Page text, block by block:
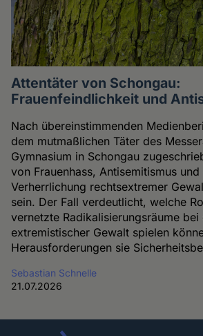
Attentäter von Schongau:
Frauenfeindlichkeit und
Nach übereinstimmenden
dem mutmaßlichen Täter des
Gymnasium in Schongau
von Frauenhass, Antisemitismus und
Verherrlichung rechtsextremer
sein. Der Fall verdeutlicht, welche
vernetzte Radikalisierungsräume bei
extremistischer Gewalt spielen
Herausforderungen sie
Sebastian Schnelle
21.07.2026